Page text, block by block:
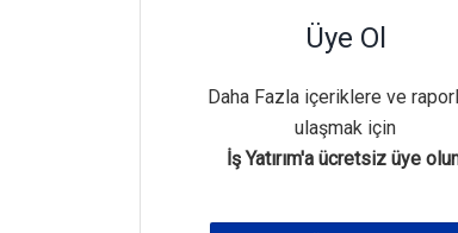
Üye Ol
Daha Fazla içeriklere ve
ulaşmak için
İş Yatırım'a ücretsiz üye